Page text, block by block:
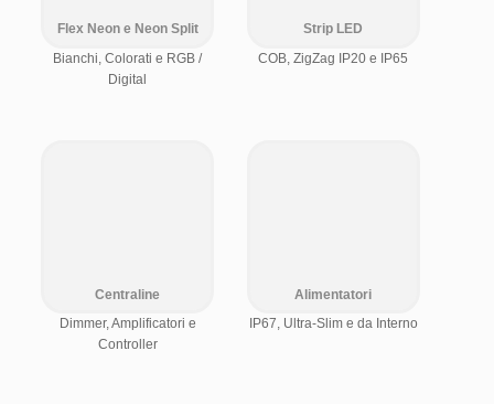
Flex Neon e Neon Split
Bianchi, Colorati e RGB /
Digital
Strip LED
COB, ZigZag IP20 e IP65
Centraline
Dimmer, Amplificatori e
Controller
Alimentatori
IP67, Ultra-Slim e da Interno